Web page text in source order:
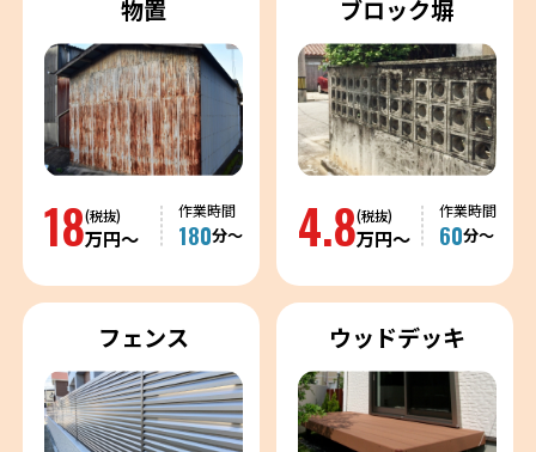
物置
18(税抜)
万円〜
作業時間
180分〜
ブロック塀
4.8(税抜)
万円〜
作業時間
60分〜
フェンス ウッドデッキ